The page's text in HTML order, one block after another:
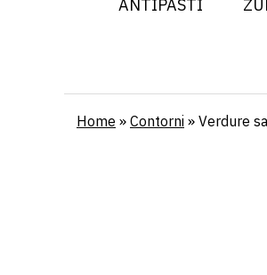
ANTIPASTI
Home » Contorni » Verdure